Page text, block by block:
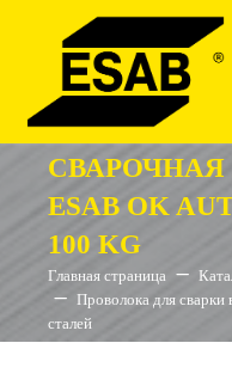
ESAB OK
100 KG
Главная страница
Проволока для
сталей